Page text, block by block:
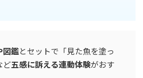
図鑑とセットで「見た魚を塗っ
ど五感に訴える連動体験がおす